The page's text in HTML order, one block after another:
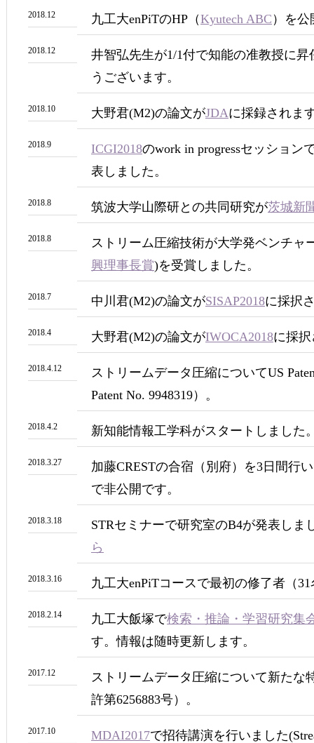
2018.12 九工大enPiTのHP（Kyutech ABC ）を
2018.12
井智弘先生が1/1付で知能の准教授に
うございます。
2018.10 大野君(M2)の論文がJDAに採録されま
2018.9 ICGI2018のwork in progressセッション
表しました。
2018.8 筑波大学山際研との共同研究が茨城新
2018.8
ストリーム圧縮技術が大学発ベンチャ
興理事長賞)を受賞しました。
2018.7 中川君(M2)の論文がSISAP2018に採択
2018.4 大野君(M2)の論文がIWOCA2018に採
2018.4.12
ストリームデータ圧縮についてUS
Patent No. 9948319）。
2018.4.2 新知能情報工学科がスタートしました
2018.3.27
加藤CRESTの合宿（別府）を3日間行
で非公開です。
2018.3.18
STRセミナーで研究室のB4が発表しま
ら
2018.3.16 九工大enPiTコースで最初の修了者（
2018.2.14 九工大飯塚で検索・推論・学習研究集
す。情報は随時更新します。
2017.12
ストリームデータ圧縮について新たな
許第6256883号）。
2017.10 MDAI2017で招待講演を行いました